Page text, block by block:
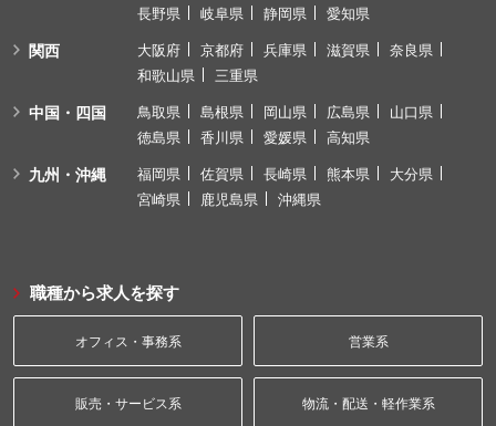
長野県
岐阜県 静岡県 愛知県
関西 大阪府 京都府 兵庫県 滋賀県
奈良県
和歌山県
三重県
中国・四国 鳥取県 島根県 岡山県 広島県
山口県
徳島県
香川県 愛媛県 高知県
九州・沖縄 福岡県 佐賀県 長崎県 熊本県
大分県
宮崎県
鹿児島県 沖縄県
職種から求人を探す
オフィス・事務系 営業系
販売・サービス系 物流・配送・軽作業系